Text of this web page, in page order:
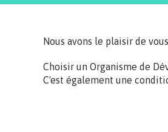
Nous avons le plaisir de
Choisir un Organisme de
C'est également une